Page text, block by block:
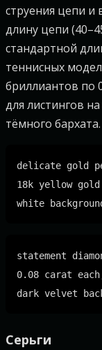
струения цепи
длину цепи
стандартной
теннисных
бриллиантов по
для листингов
тёмного бархата.
delicate gold
18k yellow
statement
0.08 carat
Серьги